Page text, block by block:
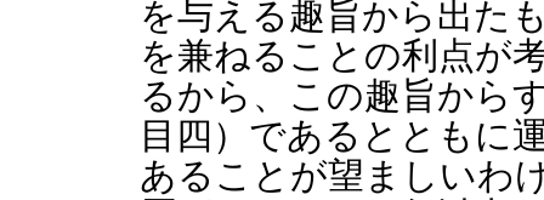
を与える趣旨から出た
を兼ねることの利点が
るから、この趣旨から
目四）であるとともに
あることが望ましいわ